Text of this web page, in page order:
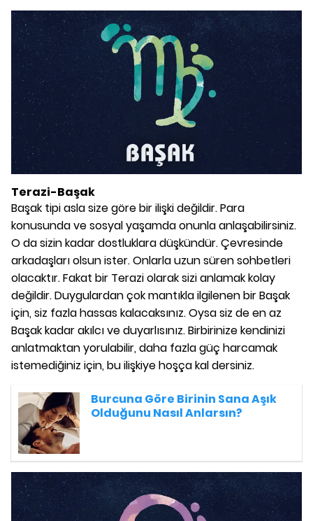
Terazi-Başak
Başak tipi asla size göre bir ilişki değildir. Para
konusunda ve sosyal yaşamda onunla anlaşabilirsiniz.
O da sizin kadar dostluklara düşkündür. Çevresinde
arkadaşları olsun ister. Onlarla uzun süren sohbetleri
olacaktır. Fakat bir Terazi olarak sizi anlamak kolay
değildir. Duygulardan çok mantıkla ilgilenen bir Başak
için, siz fazla hassas kalacaksınız. Oysa siz de en az
Başak kadar akılcı ve duyarlısınız. Birbirinize kendinizi
anlatmaktan yorulabilir, daha fazla güç harcamak
istemediğiniz için, bu ilişkiye hoşça kal dersiniz.
Burcuna Göre Birinin Sana Aşık
Olduğunu Nasıl Anlarsın?